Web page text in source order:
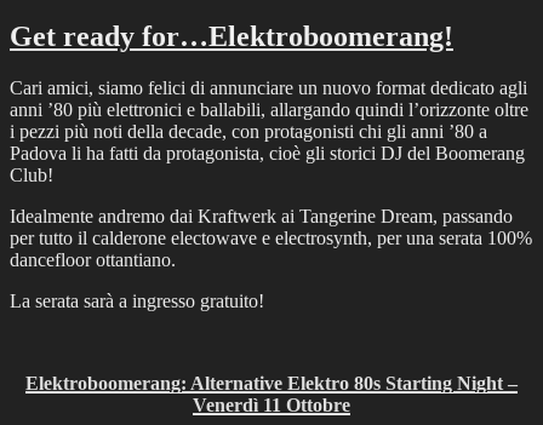
Get ready for…Elektroboomerang!
Cari amici, siamo felici di annunciare un nuovo format dedicato agli
anni ’80 più elettronici e ballabili, allargando quindi l’orizzonte oltre
i pezzi più noti della decade, con protagonisti chi gli anni ’80 a
Padova li ha fatti da protagonista, cioè gli storici DJ del Boomerang
Club!
Idealmente andremo dai Kraftwerk ai Tangerine Dream, passando
per tutto il calderone electowave e electrosynth, per una serata 100%
dancefloor ottantiano.
La serata sarà a ingresso gratuito!
Elektroboomerang: Alternative Elektro 80s Starting Night –
Venerdì 11 Ottobre